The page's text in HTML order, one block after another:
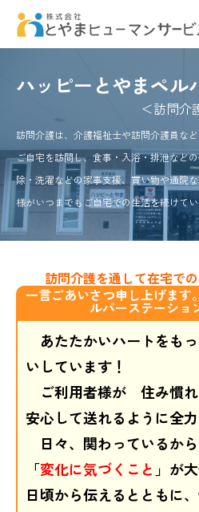
事業所のご案内
ひなたぼっことやま
ひなたぼっこ上市
ブログ
アクセス
お問い合わせ
ハッピーとやまペル
＜訪問介
訪問介護は、介護福祉士や訪問介護員な
ご自宅を訪問し、食事・入浴・排泄など
除・洗濯などの家事支援、買い物や通院
様がいつまでもご自宅での生活を続けて
訪問介護を通して在宅で
一言ごあいさつ申し上げま
ルパーステーショ
あたたかいハートをも
いしています！
ご利用者様が 住み慣れ
安心して送れるように全
日々、関わっているか
「変化に気づくこと 」が
日頃から伝えるとともに